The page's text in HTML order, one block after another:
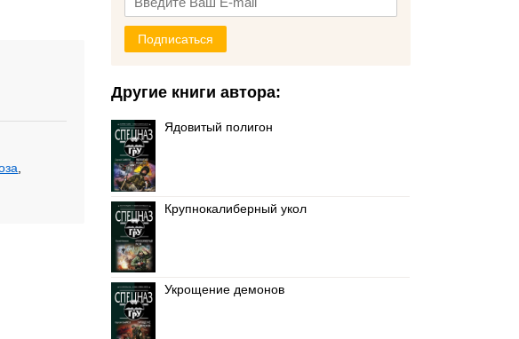
Подписаться
Другие книги автора:
Ядовитый полигон
Крупнокалиберный укол
Укрощение демонов